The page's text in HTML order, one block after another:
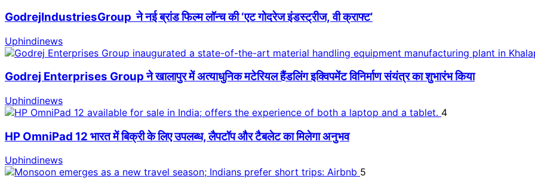
GodrejIndustriesGroup ने नई ब्रांड फिल्म लॉन्च की ‘एट गोदरेज इंडस्ट्रीज, वी क्राफ्ट’
Uphindinews
Godrej Enterprises Group ने खालापुर में अत्याधुनिक मटेरियल हैंडलिंग इक्विपमेंट विनिर्माण संयंत्र का शुभारंभ किया
Uphindinews
4
HP OmniPad 12 भारत में बिक्री के लिए उपलब्ध, लैपटॉप और टैबलेट का मिलेगा अनुभव
Uphindinews
5